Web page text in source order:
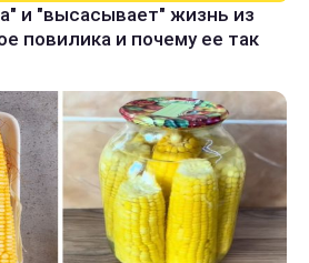
и "высасывает" жизнь из
повилика и почему ее так